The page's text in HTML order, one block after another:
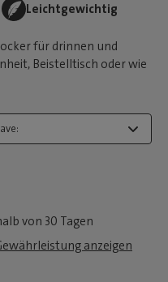
Leichtgewichtig
für drinnen und
Beistelltisch oder wie
von 30 Tagen
anzeigen